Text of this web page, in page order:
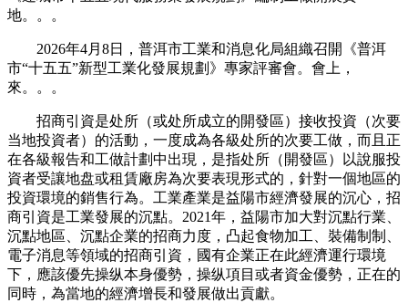
地。。。
2026年4月8日，普洱市工業和消息化局組織召開《普洱
市“十五五”新型工業化發展規劃》專家評審會。會上，
來。。。
招商引資是处所（或处所成立的開發區）接收投資（次要
当地投資者）的活動，一度成為各級处所的次要工做，而且正
在各級報告和工做計劃中出現，是指处所（開發區）以說服投
資者受讓地盘或租賃廠房為次要表現形式的，針對一個地區的
投資環境的銷售行為。工業產業是益陽市經濟發展的沉心，招
商引資是工業發展的沉點。2021年，益陽市加大對沉點行業、
沉點地區、沉點企業的招商力度，凸起食物加工、裝備制制、
電子消息等領域的招商引資，國有企業正在此經濟運行環境
下，應該優先操纵本身優勢，操纵項目或者資金優勢，正在的
同時，為當地的經濟增長和發展做出貢獻。